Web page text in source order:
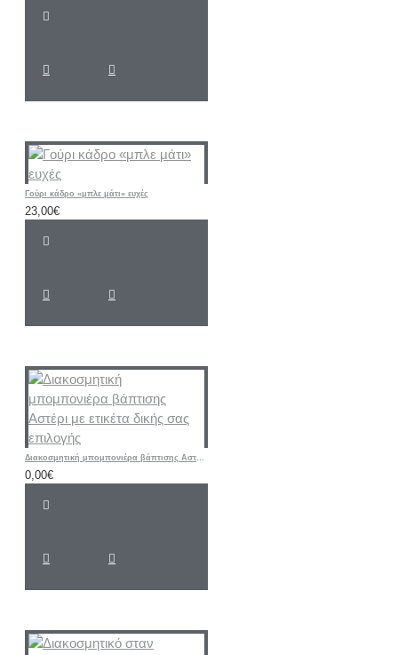
Γούρι κάδρο «μπλε μάτι» ευχές
23,00€
Διακοσμητική μπομπονιέρα βάπτισης Αστέρι με ετικέτα δικής σας επιλογής
0,00€